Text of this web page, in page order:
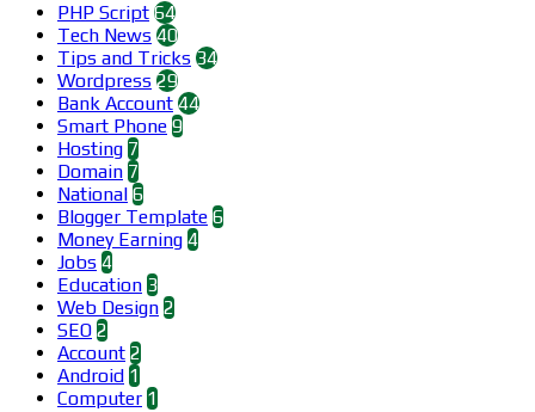
PHP Script 64
Tech News 40
Tips and Tricks 34
Wordpress 29
Bank Account 44
Smart Phone 9
Hosting 7
Domain 7
National 6
Blogger Template 6
Money Earning 4
Jobs 4
Education 3
Web Design 2
SEO 2
Account 2
Android 1
Computer 1